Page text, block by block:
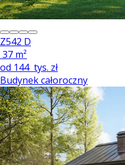
Z542 D
37 m²
od 144 tys. zł
Budynek całoroczny